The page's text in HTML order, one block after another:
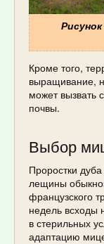
Кроме того,
выращивание,
может вызвать
почвы.
Выбор
Проростки
лещины
французского
недель всходы
в стерильных
адаптацию